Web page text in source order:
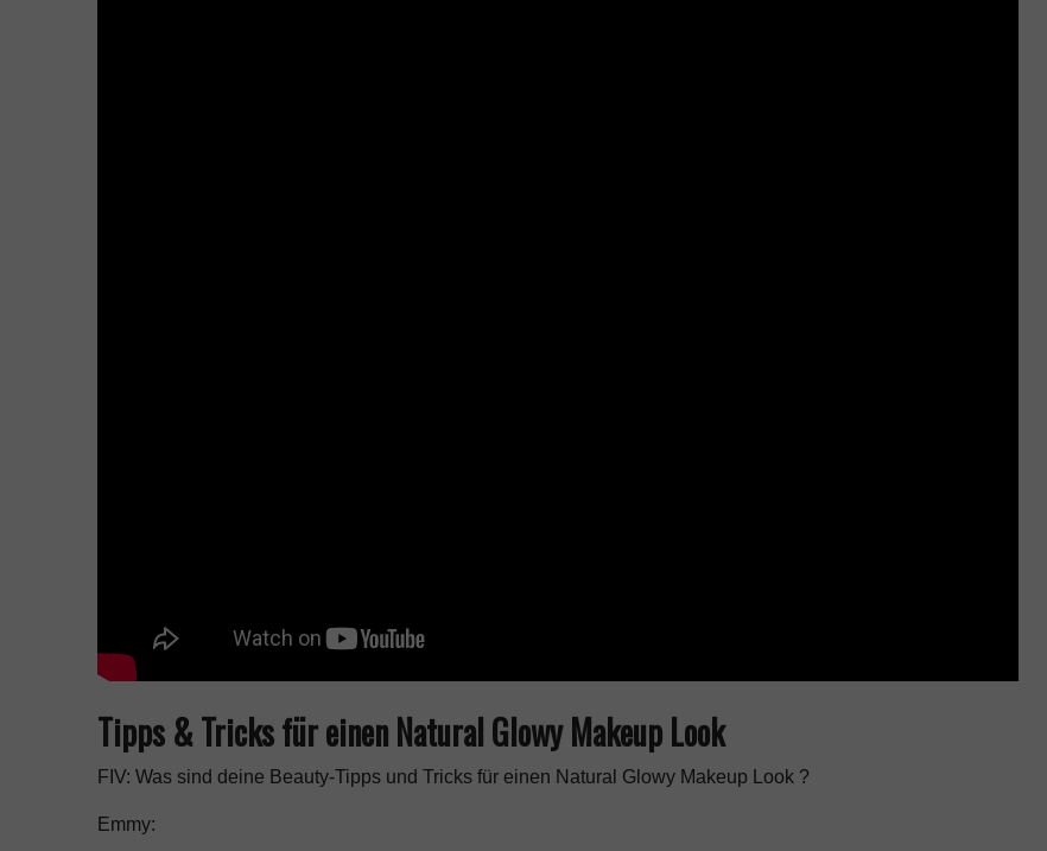
Tipps & Tricks für einen Natural Glowy Makeup Look
FIV: Was sind deine Beauty-Tipps und Tricks für einen Natural Glowy Makeup Look ?
Emmy: